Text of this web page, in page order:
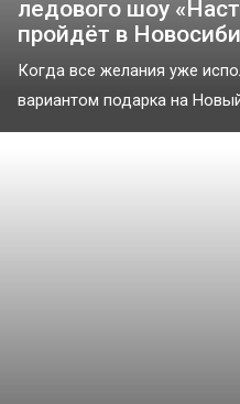
ледового шоу
пройдёт в
Когда все желания уже
вариантом подарка на